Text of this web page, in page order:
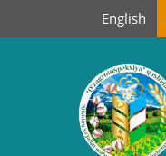
English